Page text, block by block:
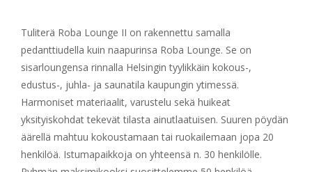
Tuliterä Roba Lounge II on rakennettu samalla
pedanttiudella kuin naapurinsa Roba Lounge. Se on
sisarloungensa rinnalla Helsingin tyylikkäin kokous-,
edustus-, juhla- ja saunatila kaupungin ytimessä.
Harmoniset materiaalit, varustelu sekä huikeat
yksityiskohdat tekevät tilasta ainutlaatuisen. Suuren pöydän
äärellä mahtuu kokoustamaan tai ruokailemaan jopa 20
henkilöä. Istumapaikkoja on yhteensä n. 30 henkilölle.